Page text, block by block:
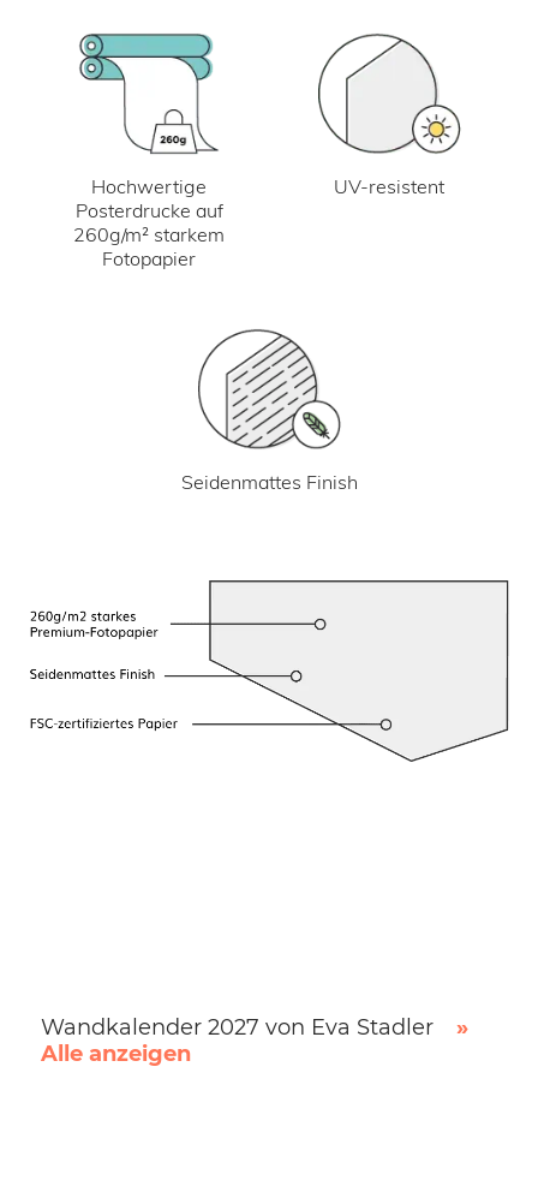
Hochwertige
Posterdrucke auf
260g/m² starkem
Fotopapier
UV-resistent
Seidenmattes Finish
Wandkalender 2027 von Eva Stadler
»
Alle anzeigen